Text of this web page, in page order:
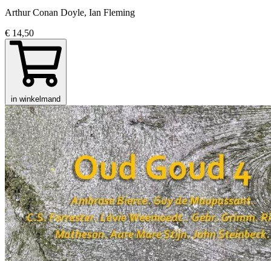
Arthur Conan Doyle, Ian Fleming
€ 14,50
in winkelmand